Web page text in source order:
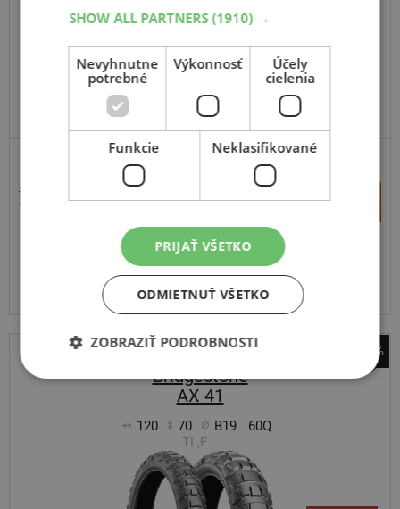
120 70 R19
60W
211,81 €
70,40 €
SKLADOM Expedujeme do 3-8 prac. dní
Na predajni v Bratislave do 3-8 prac. dní.
Centrálny sklad ČR 20 ks.
-51%
Bridgestone
AX 41
120 70 B19
60Q
TL,F
SHOW ALL PARTNERS(1910) →
Nevyhnutne
potrebné
Výkonnosť
Účely
cielenia
Funkcie Neklasifikované
PRIJAŤ VŠETKO
ODMIETNUŤ VŠETKO
ZOBRAZIŤ PODROBNOSTI